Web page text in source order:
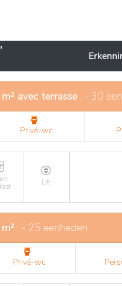
over moderne en
en licht, sommige met
nodigen uit tot
te bevorderen. De
met respect
avec terrasse - 30
Privé-wc
Lift
- 25 eenheden
Privé-wc